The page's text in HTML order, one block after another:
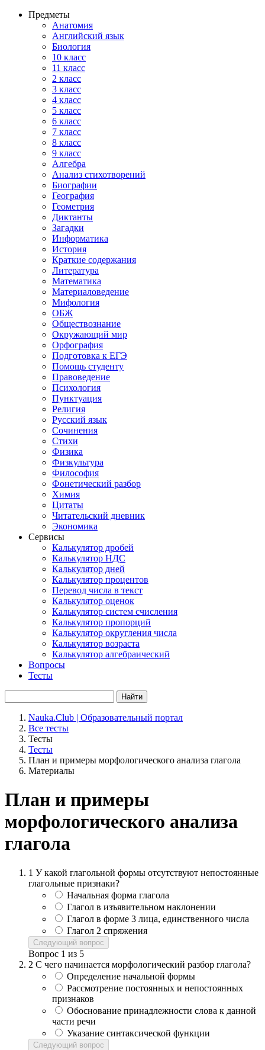
Предметы
Анатомия
Английский язык
Биология
10 класс
11 класс
2 класс
3 класс
4 класс
5 класс
6 класс
7 класс
8 класс
9 класс
Алгебра
Анализ стихотворений
Биографии
География
Геометрия
Диктанты
Загадки
Информатика
История
Краткие содержания
Литература
Математика
Материаловедение
Мифология
ОБЖ
Обществознание
Окружающий мир
Орфография
Подготовка к ЕГЭ
Помощь студенту
Правоведение
Психология
Пунктуация
Религия
Русский язык
Сочинения
Стихи
Физика
Физкультура
Философия
Фонетический разбор
Химия
Цитаты
Читательский дневник
Экономика
Сервисы
Калькулятор дробей
Калькулятор НДС
Калькулятор дней
Калькулятор процентов
Перевод числа в текст
Калькулятор оценок
Калькулятор систем счисления
Калькулятор пропорций
Калькулятор округления числа
Калькулятор возраста
Калькулятор алгебраический
Вопросы
Тесты
Найти
Nauka.Club | Образовательный портал
Все тесты
Тесты
Тесты
План и примеры морфологического анализа глагола
Материалы
План и примеры
морфологического анализа
глагола
1 У какой глагольной формы отсутствуют непостоянные
глагольные признаки?
Начальная форма глагола
Глагол в изъявительном наклонении
Глагол в форме 3 лица, единственного числа
Глагол 2 спряжения
Следующий вопрос
Вопрос 1 из 5
2 С чего начинается морфологический разбор глагола?
Определение начальной формы
Рассмотрение постоянных и непостоянных
признаков
Обоснование принадлежности слова к данной
части речи
Указание синтаксической функции
Следующий вопрос